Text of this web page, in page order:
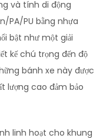
và tính di động
PA/PU bằng nhựa
bật như một giải
kế chú trọng đến độ
bánh xe này được
lượng cao đảm bảo
linh hoạt cho khung